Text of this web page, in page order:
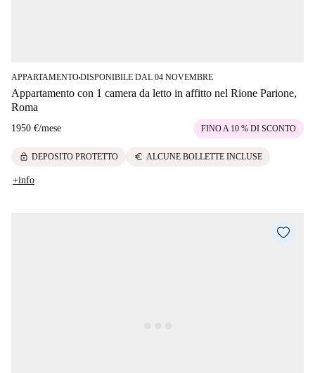
APPARTAMENTO■DISPONIBILE DAL 04 NOVEMBRE
Appartamento con 1 camera da letto in affitto nel Rione Parione,
Roma
1950 €/mese FINO A 10 % DI SCONTO
lock DEPOSITO PROTETTO euro ALCUNE BOLLETTE INCLUSE
+info